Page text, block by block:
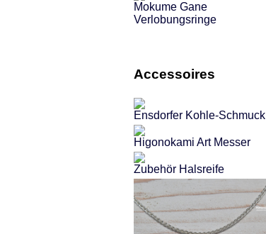
Mokume Gane
Verlobungsringe
Accessoires
Ensdorfer Kohle-Schmuck
Higonokami Art Messer
Zubehör Halsreife